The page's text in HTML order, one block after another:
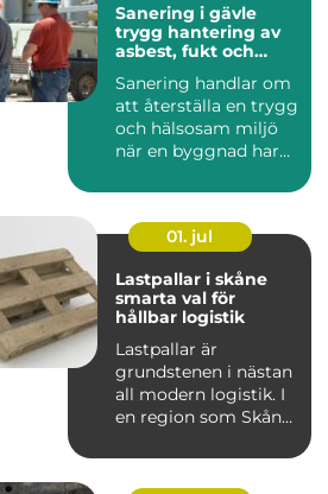
Sanering i gävle
trygg hantering av
asbest, fukt och
Sanering handlar om
att återställa en trygg
och hälsosam miljö
när en byggnad har
01. jul
Lastpallar i skåne
smarta val för
hållbar logistik
Lastpallar är
grundstenen i nästan
all modern logistik. I
en region som Skåne,
liv...